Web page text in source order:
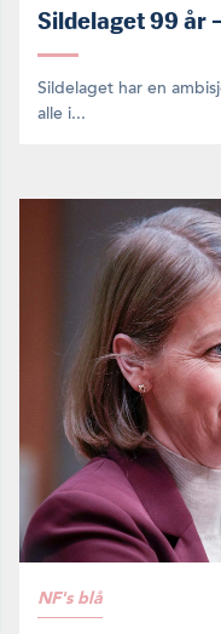
Sildelaget 99 år
Sildelaget har en
alle i...
NF's blå